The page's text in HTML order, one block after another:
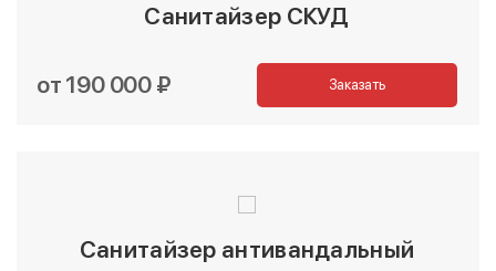
Санитайзер СКУД
от 190 000 ₽ Заказать
Санитайзер антивандальный